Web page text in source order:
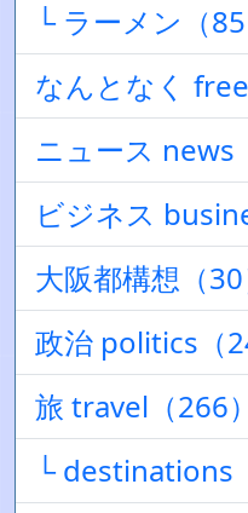
└ ラーメン（85
なんとなく
ニュース news
ビジネス
大阪都構想（30
政治 politics（
旅 travel（266）
└ destinations